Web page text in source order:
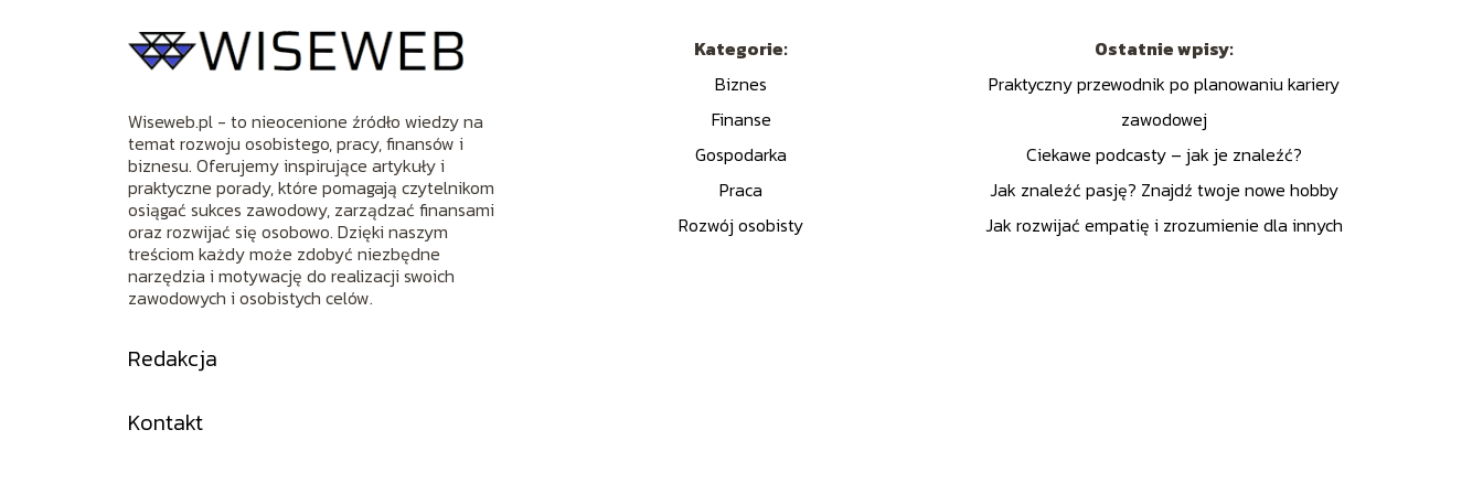
Wiseweb.pl - to nieocenione źródło wiedzy na
temat rozwoju osobistego, pracy, finansów i
biznesu. Oferujemy inspirujące artykuły i
praktyczne porady, które pomagają czytelnikom
osiągać sukces zawodowy, zarządzać finansami
oraz rozwijać się osobowo. Dzięki naszym
treściom każdy może zdobyć niezbędne
narzędzia i motywację do realizacji swoich
zawodowych i osobistych celów.
Redakcja
Kontakt
Kategorie:
Biznes
Finanse
Gospodarka
Praca
Rozwój osobisty
Ostatnie wpisy:
Praktyczny przewodnik po planowaniu kariery
zawodowej
Ciekawe podcasty – jak je znaleźć?
Jak znaleźć pasję? Znajdź twoje nowe hobby
Jak rozwijać empatię i zrozumienie dla innych